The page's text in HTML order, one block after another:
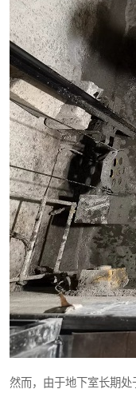
然而，由于地下室长期